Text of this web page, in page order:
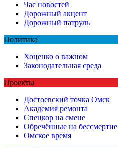
Час новостей
Дорожный акцент
Дорожный патруль
Политика
Хоценко о важном
Законодательная среда
Проекты
Достоевский точка Омск
Академия ремонта
Спецкор на смене
Обречённые на бессмертие
Омское время